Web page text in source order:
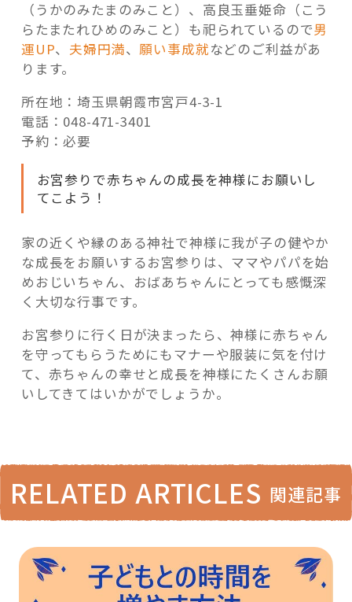
（うかのみたまのみこと）、高良玉垂姫命（こう
らたまたれひめのみこと）も祀られているので男
運UP、 夫婦円満、願い事成就などのご利益があ
ります。
所在地：埼玉県朝霞市宮戸4-3-1
電話：048-471-3401
予約：必要
お宮参りで赤ちゃんの成長を神様にお願いし
てこよう！
家の近くや縁のある神社で神様に我が子の健やか
な成長をお願いするお宮参りは、ママやパパを始
めおじいちゃん、おばあちゃんにとっても感慨深
く大切な行事です。
お宮参りに行く日が決まったら、神様に赤ちゃん
を守ってもらうためにもマナーや服装に気を付け
て、赤ちゃんの幸せと成長を神様にたくさんお願
いしてきてはいかがでしょうか。
RELATED ARTICLES 関連記事